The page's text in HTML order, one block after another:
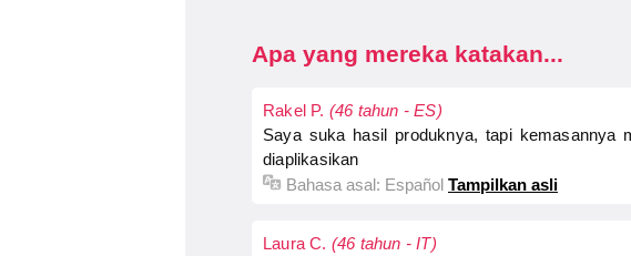
Apa yang mereka katakan...
Rakel P. (46 tahun - ES)
Saya suka hasil produknya, tapi kemasannya
diaplikasikan
Bahasa asal: Español Tampilkan asli
Laura C. (46 tahun - IT)